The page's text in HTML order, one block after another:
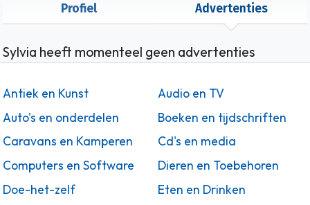
Profiel Advertenties
Sylvia heeft momenteel geen advertenties
Antiek en Kunst
Audio en TV
Auto's en onderdelen
Boeken en tijdschriften
Caravans en Kamperen
Cd's en media
Computers en Software
Dieren en Toebehoren
Doe-het-zelf
Eten en Drinken